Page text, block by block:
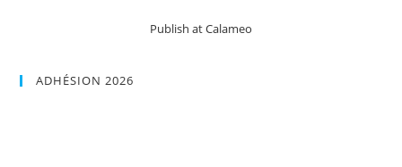
Publish at Calameo
ADHÉSION 2026